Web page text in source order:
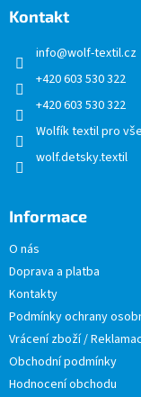
Kontakt
info@wolf-textil.cz
+420 603 530 322
+420 603 530 322
Wolfík textil pro
wolf.detsky.textil
Informace
O nás
Doprava a platba
Kontakty
Podmínky ochrany
Vrácení zboží /
Obchodní podmínky
Hodnocení obchodu